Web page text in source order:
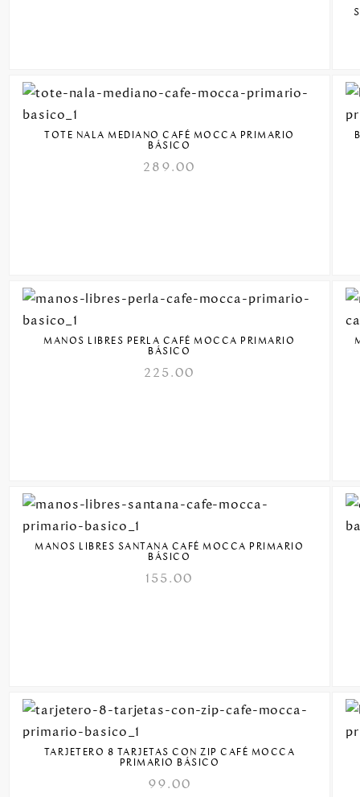
TOTE NALA MEDIANO CAFÉ MOCCA PRIMARIO
BÁSICO
289.00
MANOS LIBRES PERLA CAFÉ MOCCA PRIMARIO
BÁSICO
225.00
MANOS LIBRES SANTANA CAFÉ MOCCA PRIMARIO
BÁSICO
155.00
TARJETERO 8 TARJETAS CON ZIP CAFÉ MOCCA
PRIMARIO BÁSICO
99.00